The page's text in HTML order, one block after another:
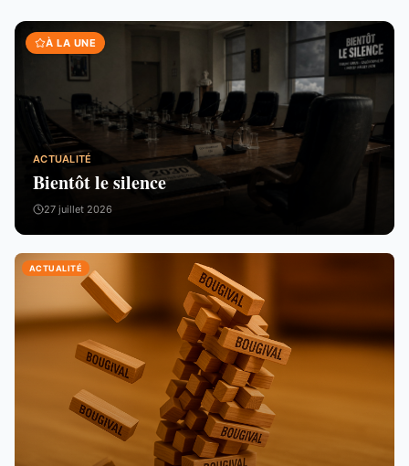
À LA UNE
ACTUALITÉ
Bientôt le silence
27 juillet 2026
ACTUALITÉ